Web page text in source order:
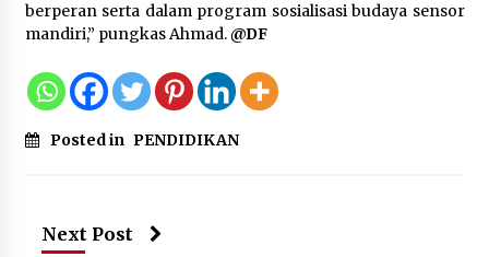
Kebakaran Gedung Dinas Teknis
Abdul Muis Dipadamkan, Layanan
8 Agustus 2026
berperan serta dalam program sosialisasi budaya sensor
mandiri,” pungkas Ahmad.@DF
Posted in PENDIDIKAN
Next Post